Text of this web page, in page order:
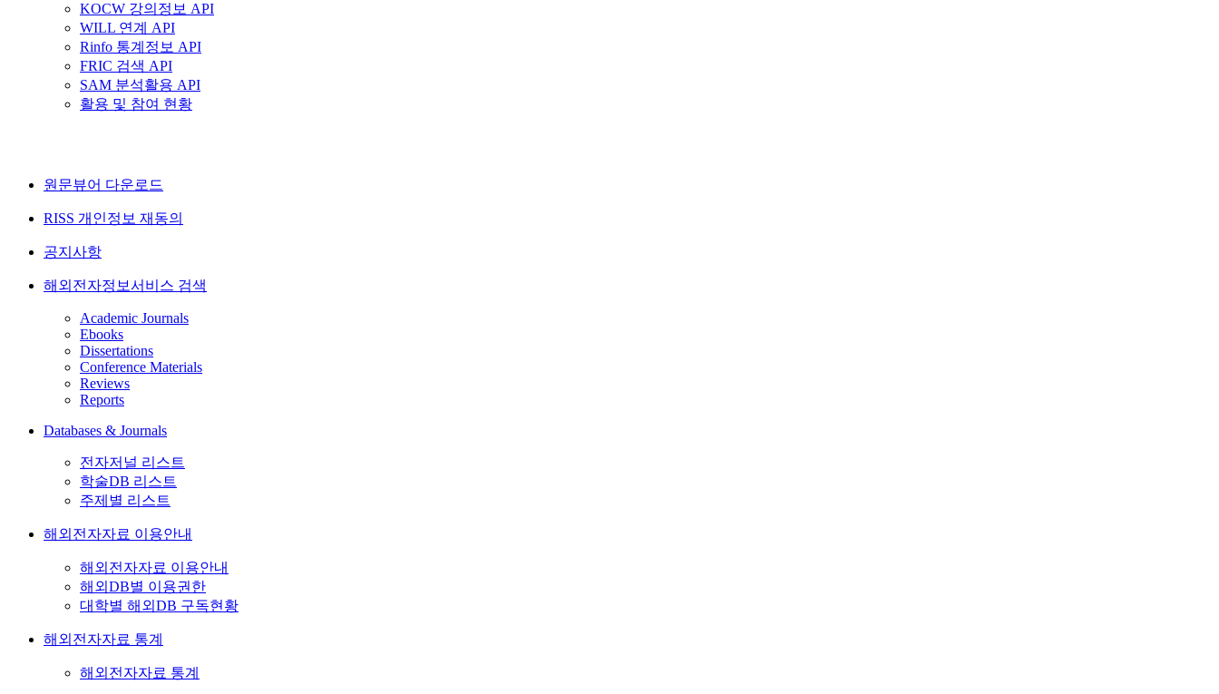
KOCW 강의정보 API
WILL 연계 API
Rinfo 통계정보 API
FRIC 검색 API
SAM 분석활용 API
활용 및 참여 현황
원문뷰어 다운로드
RISS 개인정보 재동의
공지사항
해외전자정보서비스 검색
Academic Journals
Ebooks
Dissertations
Conference Materials
Reviews
Reports
Databases & Journals
전자저널 리스트
학술DB 리스트
주제별 리스트
해외전자자료 이용안내
해외전자자료 이용안내
해외DB별 이용권한
대학별 해외DB 구독현황
해외전자자료 통계
해외전자자료 통계